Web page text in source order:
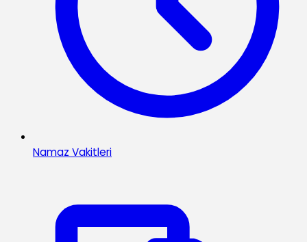
Namaz Vakitleri